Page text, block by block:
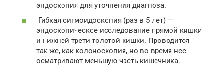
эндоскопия для уточнения диагноза.
Гибкая сигмоидоскопия (раз в 5 лет) —
эндоскопическое исследование прямой кишки
и нижней трети толстой кишки. Проводится
так же, как колоноскопия, но во время нее
осматривают меньшую часть кишечника.